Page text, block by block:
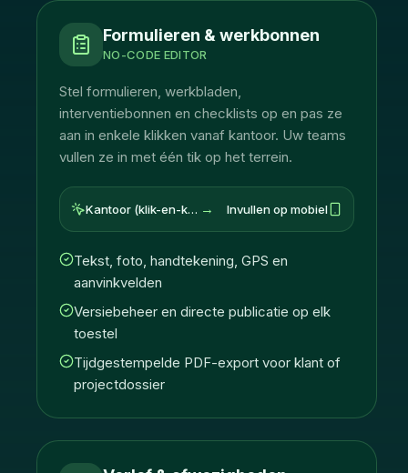
Formulieren & werkbonnen
NO-CODE EDITOR
Stel formulieren, werkbladen,
interventiebonnen en checklists op en pas ze
aan in enkele klikken vanaf kantoor. Uw teams
vullen ze in met één tik op het terrein.
Kantoor (klik-en-klaar) → Invullen op mobiel
Tekst, foto, handtekening, GPS en
aanvinkvelden
Versiebeheer en directe publicatie op elk
toestel
Tijdgestempelde PDF-export voor klant of
projectdossier